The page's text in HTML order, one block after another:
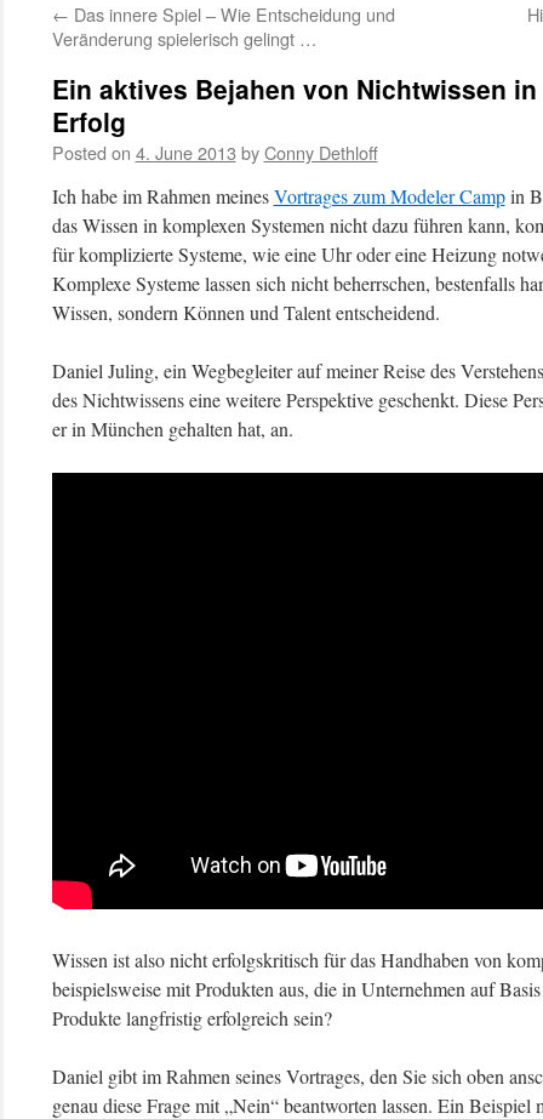
← Das innere Spiel – Wie Entscheidung und
Veränderung spielerisch gelingt …
Ein aktives Bejahen von Nichtwissen
Erfolg
Posted on 4. June 2013 by Conny Dethloff
Ich habe im Rahmen meinesVortrages zum Modeler Campin
das Wissen in komplexen Systemen nicht dazu führen kann,
für komplizierte Systeme, wie eine Uhr oder eine Heizung
Komplexe Systeme lassen sich nicht beherrschen, bestenfalls
Wissen, sondern Können und Talent entscheidend.
Daniel Juling, ein Wegbegleiter auf meiner Reise des
des Nichtwissens eine weitere Perspektive geschenkt. Diese
er in München gehalten hat, an.
Wissen ist also nicht erfolgskritisch für das Handhaben von
beispielsweise mit Produkten aus, die in Unternehmen auf
Produkte langfristig erfolgreich sein?
Daniel gibt im Rahmen seines Vortrages, den Sie sich oben
genau diese Frage mit „Nein“ beantworten lassen. Ein Beispiel